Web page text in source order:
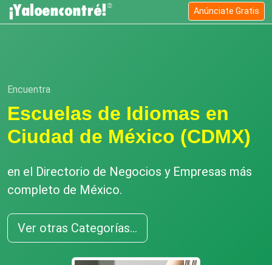
Anúnciate Gratis
Encuentra
Escuelas de Idiomas en
Ciudad de México (CDMX)
en el Directorio de Negocios y Empresas más
completo de México.
Ver otras Categorías...